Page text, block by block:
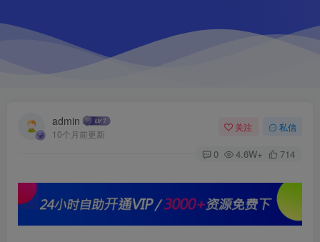
admin
10个月前更新
关注 私信
0 4.6W+ 714